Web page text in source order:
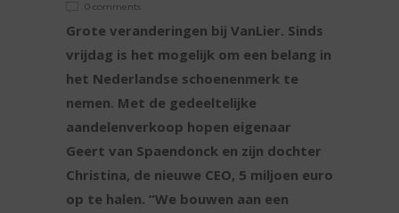
0 comments
Grote veranderingen bij VanLier. Sinds
vrijdag is het mogelijk om een belang in
het Nederlandse schoenenmerk te
nemen. Met de gedeeltelijke
aandelenverkoop hopen eigenaar
Geert van Spaendonck en zijn dochter
Christina, de nieuwe CEO, 5 miljoen euro
op te halen. “We bouwen aan een